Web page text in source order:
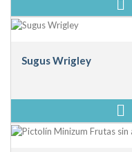
Sugus Wrigley